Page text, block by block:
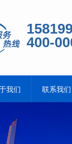
400-
我们 联系我们